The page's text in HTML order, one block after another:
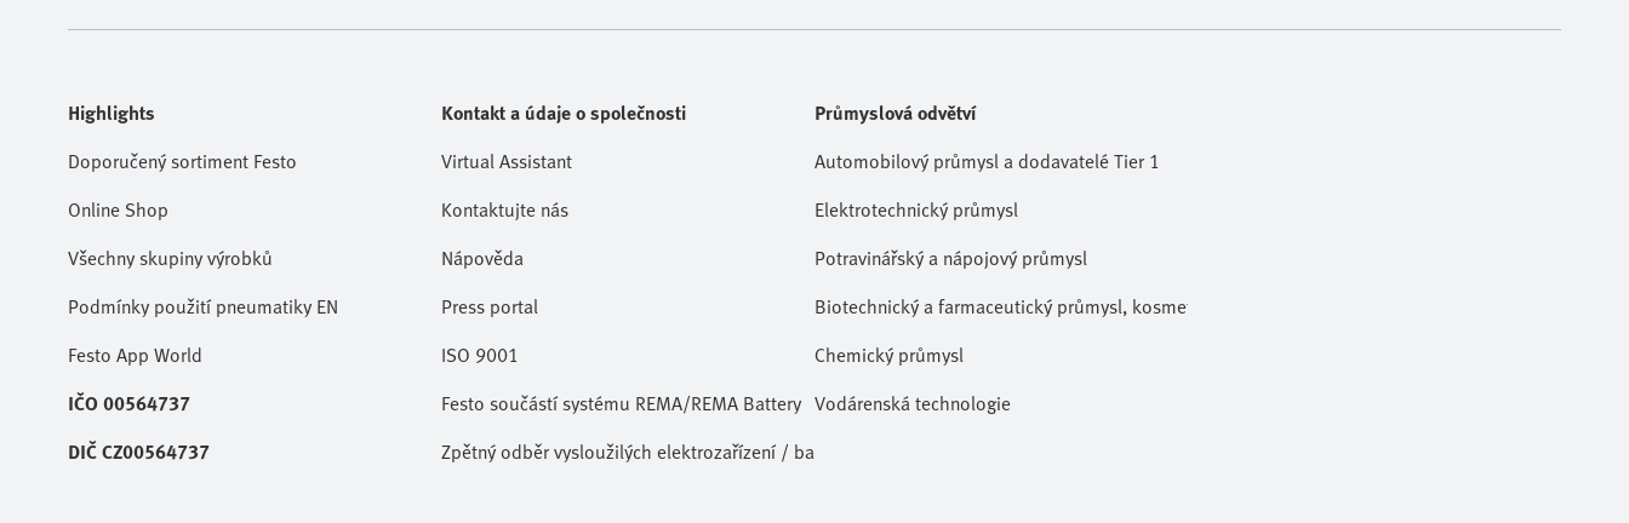
Highlights
Doporučený sortiment Festo
Online Shop
Všechny skupiny výrobků
Podmínky použití pneumatiky EN
Festo App World
IČO 00564737
DIČ CZ00564737
Kontakt a údaje o společnosti
Virtual Assistant
Kontaktujte nás
Nápověda
Press portal
ISO 9001
Festo součástí systému REMA/REMA Battery
Zpětný odběr vysloužilých elektrozařízení / baterií
Průmyslová odvětví
Automobilový průmysl a dodavatelé Tier 1
Elektrotechnický průmysl
Potravinářský a nápojový průmysl
Biotechnický a farmaceutický průmysl, kosmetika
Chemický průmysl
Vodárenská technologie